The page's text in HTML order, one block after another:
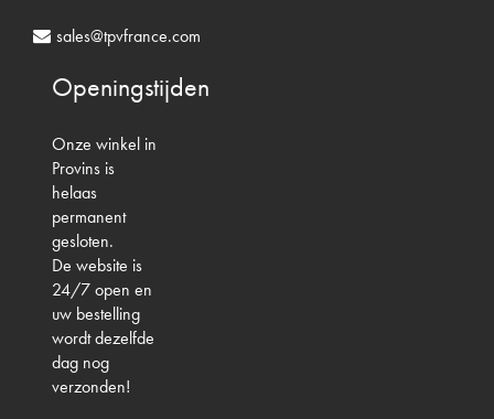
sales@tpvfrance.com
Openingstijden
Onze winkel in
Provins is
helaas
permanent
gesloten.
De website is
24/7 open en
uw bestelling
wordt dezelfde
dag nog
verzonden!